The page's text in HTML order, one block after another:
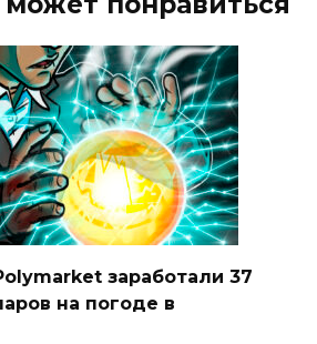
заработали 37
на погоде в